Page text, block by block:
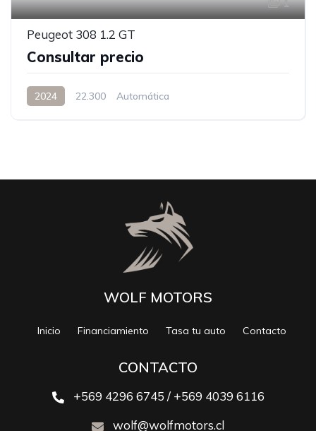
1
Peugeot 308 1.2 GT
Consultar precio
2024 22.300 Automática
WOLF MOTORS
Inicio Financiamiento Tasa tu auto Contacto
CONTACTO
+569 4296 6745 / +569 4039 6116
wolf@wolfmotors.cl